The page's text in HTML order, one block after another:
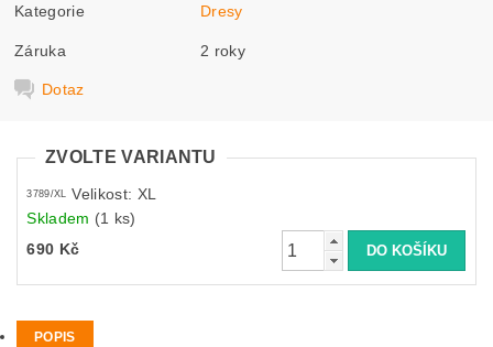
Kategorie Dresy
Záruka 2 roky
Dotaz
ZVOLTE VARIANTU
3789/XL Velikost: XL
Skladem (1 ks)
690 Kč
POPIS